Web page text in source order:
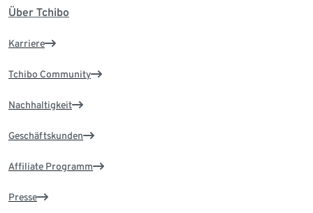
Über Tchibo
Karriere
Tchibo Community
Nachhaltigkeit
Geschäftskunden
Affiliate Programm
Presse